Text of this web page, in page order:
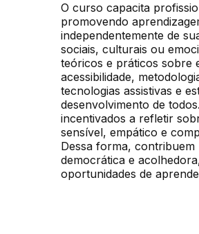
O curso capacita
promovendo
independentemente de
sociais, culturais ou
teóricos e práticos sobre
acessibilidade,
tecnologias assistivas e
desenvolvimento de
incentivados a refletir
sensível, empático e
Dessa forma,
democrática e
oportunidades de